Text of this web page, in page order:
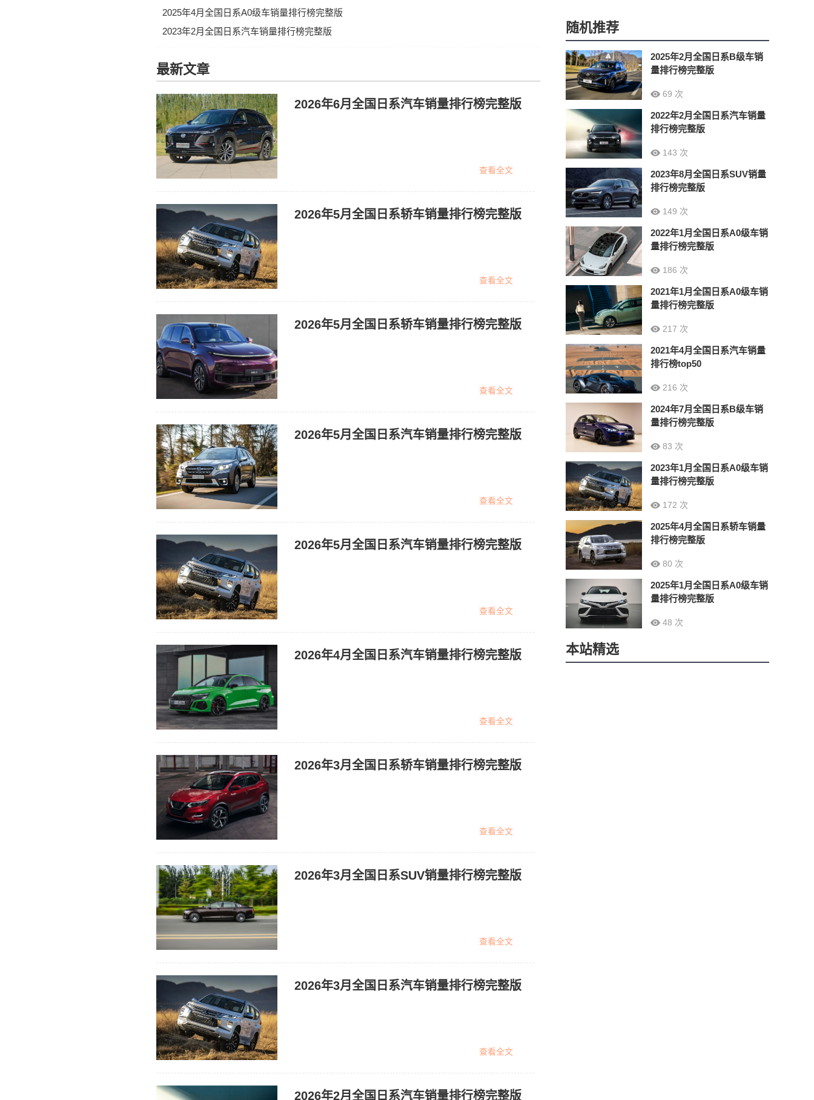
2025年4月全国日系A0级车销量排行榜完整版
2023年2月全国日系汽车销量排行榜完整版
最新文章
2026年6月全国日系汽车销量排行榜完整版
查看全文
2026年5月全国日系轿车销量排行榜完整版
查看全文
2026年5月全国日系轿车销量排行榜完整版
查看全文
2026年5月全国日系汽车销量排行榜完整版
查看全文
2026年5月全国日系汽车销量排行榜完整版
查看全文
2026年4月全国日系汽车销量排行榜完整版
查看全文
2026年3月全国日系轿车销量排行榜完整版
查看全文
2026年3月全国日系SUV销量排行榜完整版
查看全文
2026年3月全国日系汽车销量排行榜完整版
查看全文
2026年2月全国日系汽车销量排行榜完整版
随机推荐
2025年2月全国日系B级车销
量排行榜完整版
69 次
2022年2月全国日系汽车销量
排行榜完整版
143 次
2023年8月全国日系SUV销量
排行榜完整版
149 次
2022年1月全国日系A0级车销
量排行榜完整版
186 次
2021年1月全国日系A0级车销
量排行榜完整版
217 次
2021年4月全国日系汽车销量
排行榜top50
216 次
2024年7月全国日系B级车销
量排行榜完整版
83 次
2023年1月全国日系A0级车销
量排行榜完整版
172 次
2025年4月全国日系轿车销量
排行榜完整版
80 次
2025年1月全国日系A0级车销
量排行榜完整版
48 次
本站精选